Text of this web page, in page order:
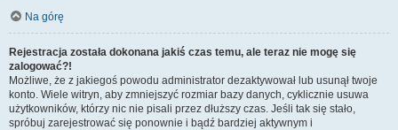
Na górę
Rejestracja została dokonana jakiś czas temu, ale teraz nie mogę się
zalogować?!
Możliwe, że z jakiegoś powodu administrator dezaktywował lub usunął twoje
konto. Wiele witryn, aby zmniejszyć rozmiar bazy danych, cyklicznie usuwa
użytkowników, którzy nic nie pisali przez dłuższy czas. Jeśli tak się stało,
spróbuj zarejestrować się ponownie i bądź bardziej aktywnym i